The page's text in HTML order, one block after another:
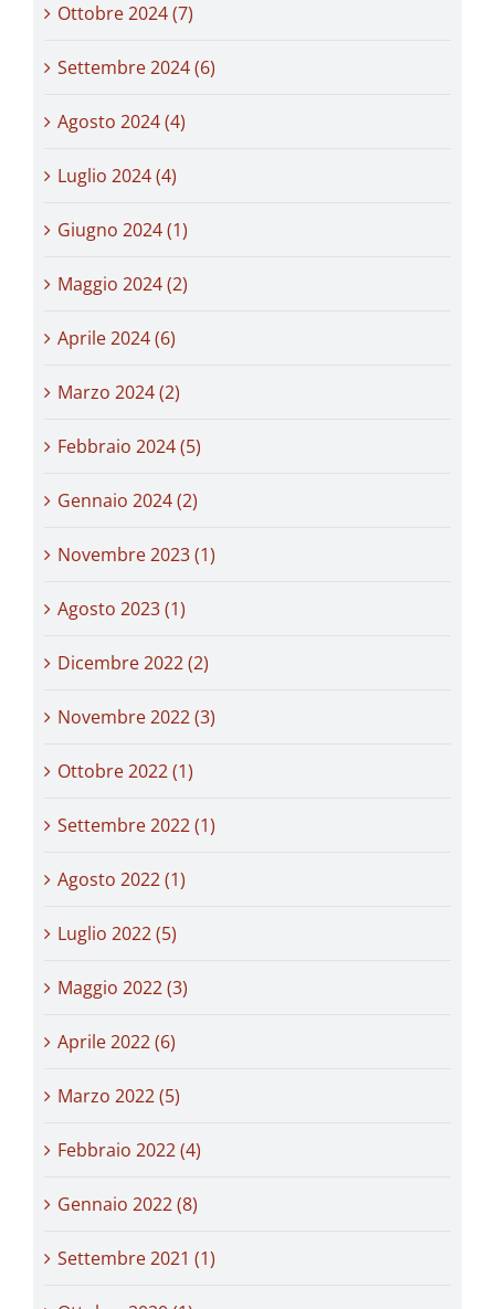
Ottobre 2024 (7)
Settembre 2024 (6)
Agosto 2024 (4)
Luglio 2024 (4)
Giugno 2024 (1)
Maggio 2024 (2)
Aprile 2024 (6)
Marzo 2024 (2)
Febbraio 2024 (5)
Gennaio 2024 (2)
Novembre 2023 (1)
Agosto 2023 (1)
Dicembre 2022 (2)
Novembre 2022 (3)
Ottobre 2022 (1)
Settembre 2022 (1)
Agosto 2022 (1)
Luglio 2022 (5)
Maggio 2022 (3)
Aprile 2022 (6)
Marzo 2022 (5)
Febbraio 2022 (4)
Gennaio 2022 (8)
Settembre 2021 (1)